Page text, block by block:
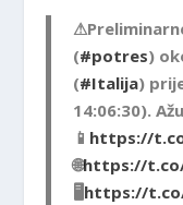
(#potres)
(#Italija)
14:06:30).
📱 https://
🌐https://t.co/
🖥 https://